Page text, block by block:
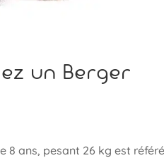
un Berger
ans, pesant 26 kg est